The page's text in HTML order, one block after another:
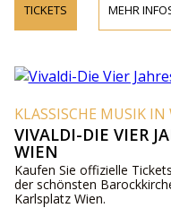
TICKETS MEHR
KLASSISCHE MUSIK IN
VIVALDI-DIE VIER
WIEN
Kaufen Sie offizielle
der schönsten
Karlsplatz Wien.